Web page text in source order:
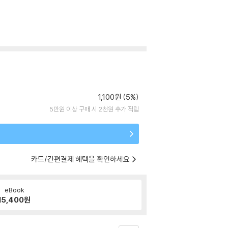
1,100원 (5%)
5만원 이상 구매 시 2천원 추가 적립
카드/간편결제 혜택을 확인하세요
eBook
원